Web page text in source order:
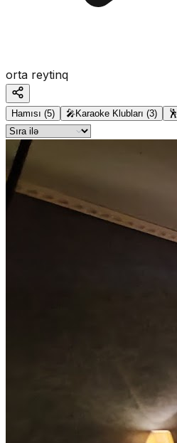
orta reytinq
Hamısı (5) 🎤Karaoke Klubları (3) 🕺